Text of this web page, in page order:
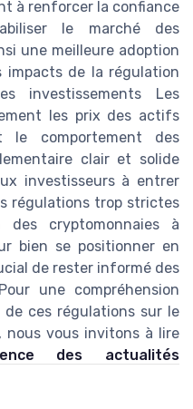
à renforcer la confiance
le marché des
une meilleure adoption
de la régulation
investissements Les
les prix des actifs
le comportement des
clair et solide
investisseurs à entrer
régulations trop strictes
des cryptomonnaies à
bien se positionner en
de rester informé des
une compréhension
ces régulations sur le
nous vous invitons à lire
des actualités